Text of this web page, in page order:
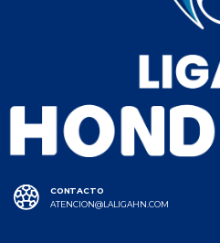
2017
28 ENERO, 2021
CONTACTO
ATENCION@LALIGAHN.COM